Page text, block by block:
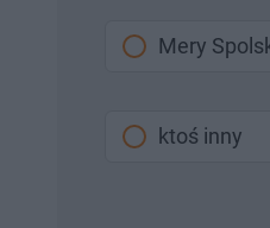
Mery
ktoś inny